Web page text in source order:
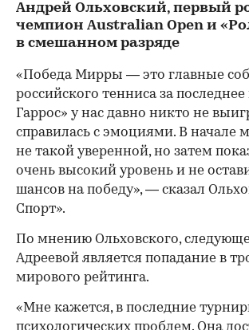
Андрей Ольховский, первый
чемпион Australian Open и
в смешанном разряде
«Победа Мирры — это главные
российского тенниса за
Гаррос» у нас давно никто не
справилась с эмоциями. В начале
не такой уверенной, но затем
очень высокий уровень и не
шансов на победу», — сказал
Спорт».
По мнению Ольховского,
Адреевой является попадание в
мирового рейтинга.
«Мне кажется, в последние